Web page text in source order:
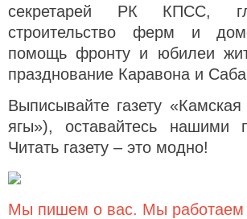
секретарей РК КПСС,
строительство ферм и
помощь фронту и юбилеи
празднование Каравона и
Выписывайте газету
ягы»), оставайтесь нашими
Читать газету – это модно!
Мы пишем о вас. Мы работаем